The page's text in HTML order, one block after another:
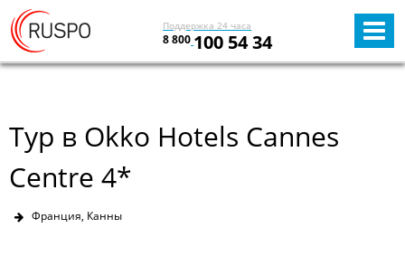
Поддержка 24 часа
8 800 100 54 34
Тур в Okko Hotels Cannes
Centre 4*
Франция, Канны